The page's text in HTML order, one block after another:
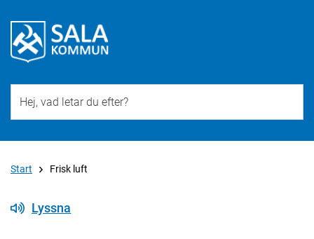
Start Frisk luft
Lyssna